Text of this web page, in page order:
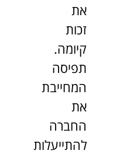
את
זכות
קיומה.
תפיסה
המחייבת
את
החברה
להתייעלות